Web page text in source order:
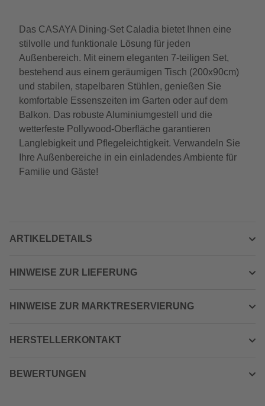
Das CASAYA Dining-Set Caladia bietet Ihnen eine
stilvolle und funktionale Lösung für jeden
Außenbereich. Mit einem eleganten 7-teiligen Set,
bestehend aus einem geräumigen Tisch (200x90cm)
und stabilen, stapelbaren Stühlen, genießen Sie
komfortable Essenszeiten im Garten oder auf dem
Balkon. Das robuste Aluminiumgestell und die
wetterfeste Pollywood-Oberfläche garantieren
Langlebigkeit und Pflegeleichtigkeit. Verwandeln Sie
Ihre Außenbereiche in ein einladendes Ambiente für
Familie und Gäste!
ARTIKELDETAILS
HINWEISE ZUR LIEFERUNG
HINWEISE ZUR MARKTRESERVIERUNG
HERSTELLERKONTAKT
BEWERTUNGEN